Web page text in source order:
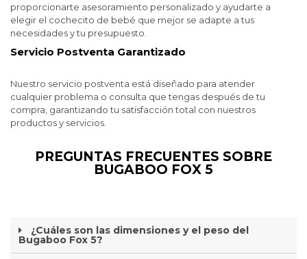
proporcionarte asesoramiento personalizado y ayudarte a
elegir el cochecito de bebé que mejor se adapte a tus
necesidades y tu presupuesto.
Servicio Postventa Garantizado
Nuestro servicio postventa está diseñado para atender
cualquier problema o consulta que tengas después de tu
compra, garantizando tu satisfacción total con nuestros
productos y servicios.
PREGUNTAS FRECUENTES SOBRE
BUGABOO FOX 5
¿Cuáles son las dimensiones y el peso del
Bugaboo Fox 5?